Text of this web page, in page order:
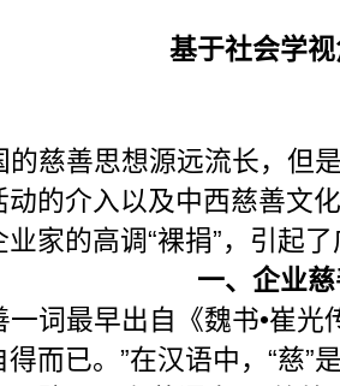
基于社会学
慈善思想源远流长，但
动的介入以及中西慈善文
业家的高调“裸捐”，引起
一、企业
词最早出自《魏书•崔光
得而已。”在汉语中，“慈”